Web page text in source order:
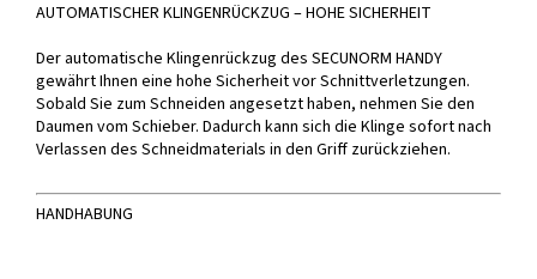
AUTOMATISCHER KLINGENRÜCKZUG – HOHE SICHERHEIT
Der automatische Klingenrückzug des SECUNORM HANDY
gewährt Ihnen eine hohe Sicherheit vor Schnittverletzungen.
Sobald Sie zum Schneiden angesetzt haben, nehmen Sie den
Daumen vom Schieber. Dadurch kann sich die Klinge sofort nach
Verlassen des Schneidmaterials in den Griff zurückziehen.
HANDHABUNG